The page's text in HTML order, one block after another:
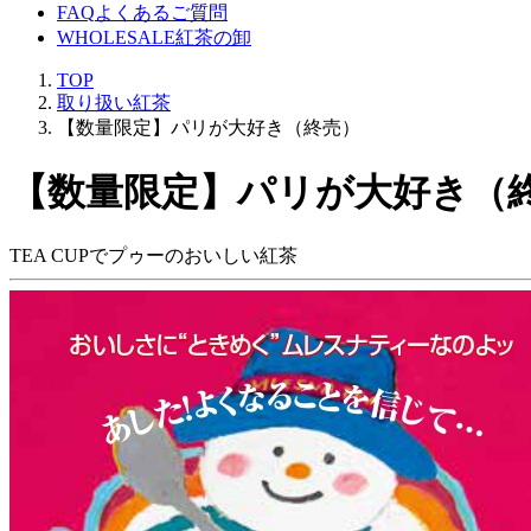
FAQよくあるご質問
WHOLESALE紅茶の卸
TOP
取り扱い紅茶
【数量限定】パリが大好き（終売）
【数量限定】パリが大好き（
TEA CUPでプゥーのおいしい紅茶